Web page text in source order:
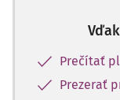
Prečítať
Prezerať